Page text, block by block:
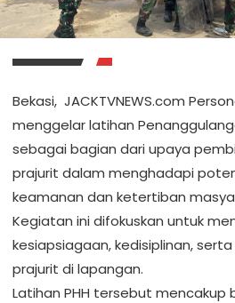
Bekasi, JACKTVNEWS.com
menggelar latihan
sebagai bagian dari upaya
prajurit dalam menghadapi
keamanan dan ketertiban
Kegiatan ini difokuskan untuk
kesiapsiagaan, kedisiplinan,
prajurit di lapangan.
Latihan PHH tersebut mencakup